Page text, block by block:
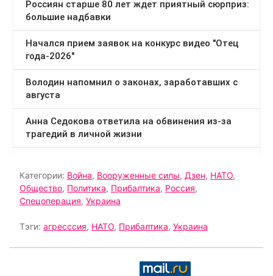
Категории: Война, Вооруженные силы, Дзен, НАТО,
Общество, Политика, Прибалтика, Россия,
Спецоперация, Украина
Тэги: агресссия, НАТО, Прибалтика, Украина